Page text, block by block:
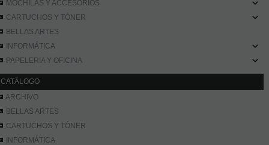
MOCHILAS Y ACCESORIOS
CARTUCHOS Y TÓNER
BELLAS ARTES
INFORMÁTICA
PAPELERIA Y OFICINA
CATÁLOGO
ARCHIVO
BELLAS ARTES
CARTUCHOS Y TÓNER
INFORMÁTICA